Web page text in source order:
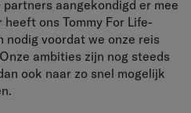
aangekondigd er mee
ons Tommy For Life-
nodig voordat we onze reis
ambities zijn nog steeds
ook naar zo snel mogelijk